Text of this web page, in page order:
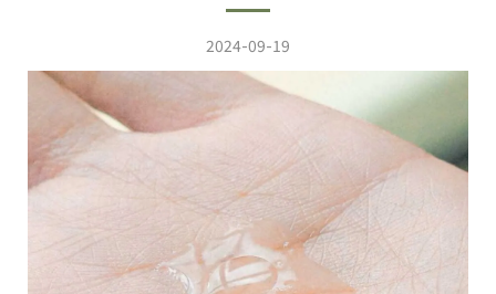
2024-09-19